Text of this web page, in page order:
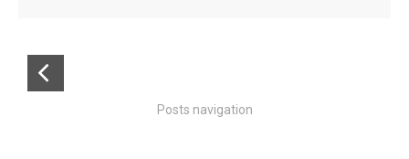
Posts navigation